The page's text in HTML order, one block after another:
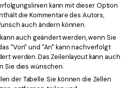
kann mit dieser Option
die Kommentare des Autors,
auch ändern können.
auch geändert werden, wenn Sie
"Von" und "An" kann nachverfolgt
werden. Das Zeilenlayout kann auch
Sie dies wünschen.
der Tabelle. Sie können die Zellen